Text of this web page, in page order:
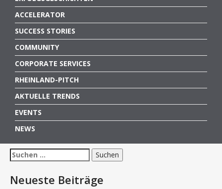
ACCELERATOR
SUCCESS STORIES
COMMUNITY
CORPORATE SERVICES
RHEINLAND-PITCH
AKTUELLE TRENDS
EVENTS
NEWS
Suchen
nach:
Neueste Beiträge